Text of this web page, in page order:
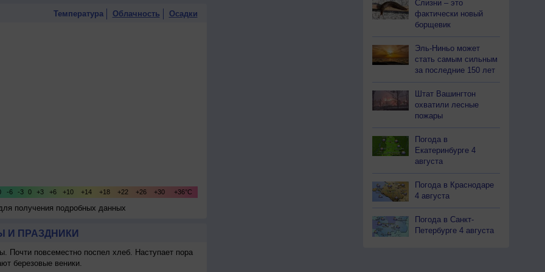
Температура Облачность Осадки
получения подробных данных
И ПРАЗДНИКИ
Почти повсеместно поспел хлеб. Наступает пора
березовые веники.
Слизни – это
фактически новый
борщевик
Эль-Ниньо может
стать самым сильным
за последние 150 лет
Штат Вашингтон
охватили лесные
пожары
Погода в
Екатеринбурге 4
августа
Погода в Краснодаре
4 августа
Погода в Санкт-
Петербурге 4 августа